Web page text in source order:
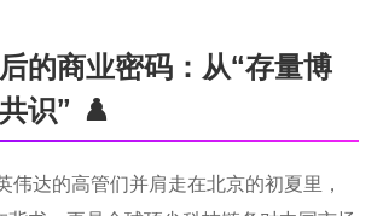
的商业密码：从“存量博
识” ♟️
伟达的高管们并肩走在北京的初夏里，